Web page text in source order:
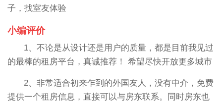
子，找室友体验
小编评价
1、不论是从设计还是用户的质量，都是目前我见过
的最棒的租房平台，真诚推荐！ 希望尽快开放更多城市
2、非常适合初来乍到的外国友人，没有中介，免费
提供一个租房信息，直接可以与房东联系。同时房东也